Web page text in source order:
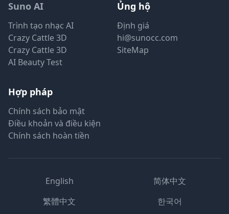
Suno AI
Trình tạo nhạc AI
Crazy Cattle 3D
Crazy Cattle 3D
AI Beauty Test
Ủng hộ
Định giá
hi@sunocc.com
SiteMap
Hợp pháp
Chính sách bảo mật
Điều khoản và điều kiện
Chính sách hoàn tiền
English
简体中文
繁體中文
한국어